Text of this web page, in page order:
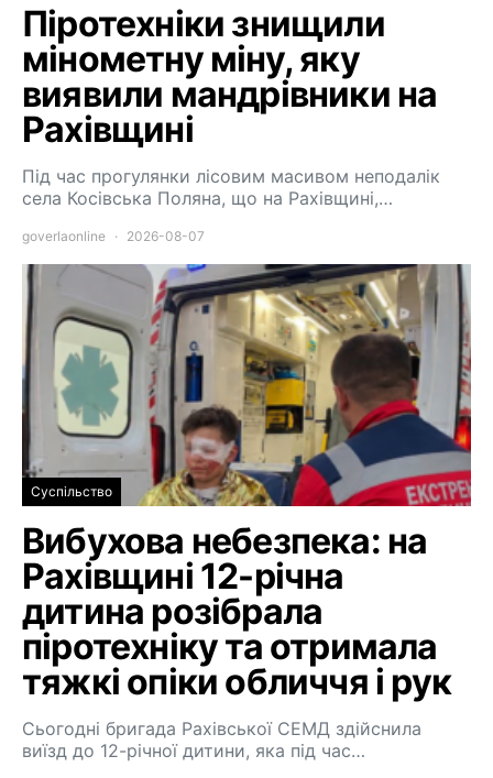
Піротехніки знищили
мінометну міну, яку
виявили мандрівники на
Рахівщині
Під час прогулянки лісовим масивом неподалік
села Косівська Поляна, що на Рахівщині,…
goverlaonline 2026-08-07
Суспільство
Вибухова небезпека: на
Рахівщині 12-річна
дитина розібрала
піротехніку та отримала
тяжкі опіки обличчя і рук
Сьогодні бригада Рахівської СЕМД здійснила
виїзд до 12-річної дитини, яка під час…